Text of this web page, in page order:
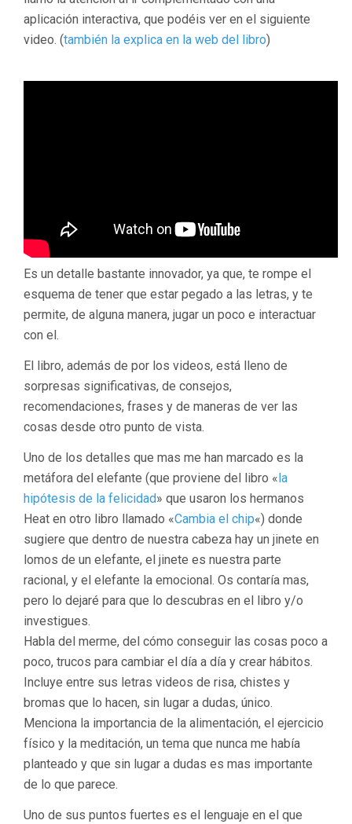
aplicación interactiva, que podéis ver en el siguiente
video. (también la explica en la web del libro)
Es un detalle bastante innovador, ya que, te rompe el
esquema de tener que estar pegado a las letras, y te
permite, de alguna manera, jugar un poco e interactuar
con el.
El libro, además de por los videos, está lleno de
sorpresas significativas, de consejos,
recomendaciones, frases y de maneras de ver las
cosas desde otro punto de vista.
Uno de los detalles que mas me han marcado es la
metáfora del elefante (que proviene del libro « la
hipótesis de la felicidad» que usaron los hermanos
Heat en otro libro llamado «Cambia el chip«) donde
sugiere que dentro de nuestra cabeza hay un jinete en
lomos de un elefante, el jinete es nuestra parte
racional, y el elefante la emocional. Os contaría mas,
pero lo dejaré para que lo descubras en el libro y/o
investigues.
Habla del merme, del cómo conseguir las cosas poco a
poco, trucos para cambiar el día a día y crear hábitos.
Incluye entre sus letras videos de risa, chistes y
bromas que lo hacen, sin lugar a dudas, único.
Menciona la importancia de la alimentación, el ejercicio
físico y la meditación, un tema que nunca me había
planteado y que sin lugar a dudas es mas importante
de lo que parece.
Uno de sus puntos fuertes es el lenguaje en el que